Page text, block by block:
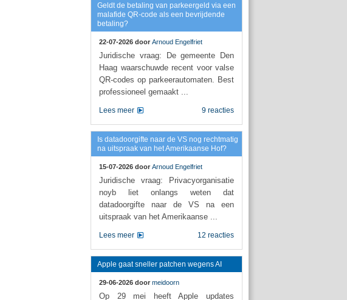
Geldt de betaling van parkeergeld via een
malafide QR-code als een bevrijdende
betaling?
22-07-2026 door Arnoud Engelfriet
Juridische vraag: De gemeente Den
Haag waarschuwde recent voor valse
QR-codes op parkeerautomaten. Best
professioneel gemaakt ...
9 reacties
Lees meer
Is datadoorgifte naar de VS nog rechtmatig
na uitspraak van het Amerikaanse Hof?
15-07-2026 door Arnoud Engelfriet
Juridische vraag: Privacyorganisatie
noyb liet onlangs weten dat
datadoorgifte naar de VS na een
uitspraak van het Amerikaanse ...
12 reacties
Lees meer
Apple gaat sneller patchen wegens AI
29-06-2026 door meidoorn
Op 29 mei heeft Apple updates